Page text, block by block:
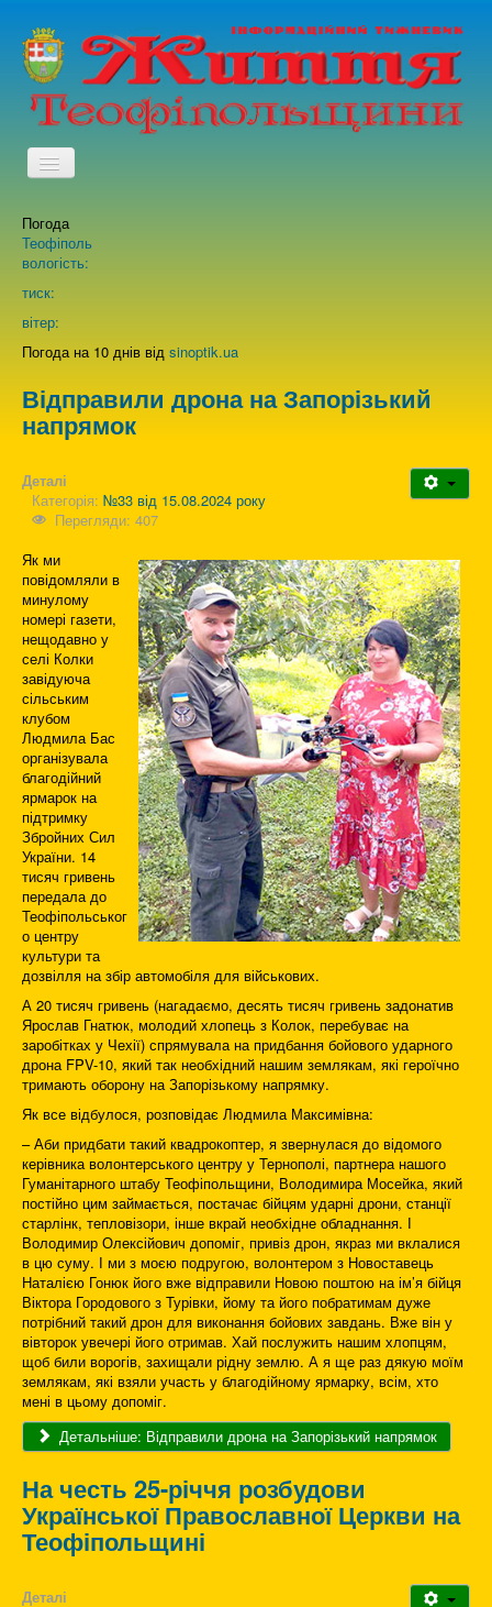
TPL_PROTOSTAR_TOGGLE_MENU
Про нас
Зворотній зв'язок
Погода
Теофіполь
вологість:
тиск:
вітер:
Погода на 10 днів від sinoptik.ua
Відправили дрона на Запорізький
напрямок
Деталі
Категорія: №33 від 15.08.2024 року
Перегляди: 407
Як ми
повідомляли в
минулому
номері газети,
нещодавно у
селі Колки
завідуюча
сільським
клубом
Людмила Бас
організувала
благодійний
ярмарок на
підтримку
Збройних Сил
України. 14
тисяч гривень
передала до
Теофіпольськог
о центру
культури та
дозвілля на збір автомобіля для військових.
А 20 тисяч гривень (нагадаємо, десять тисяч гривень задонатив
Ярослав Гнатюк, молодий хлопець з Колок, перебуває на
заробітках у Чехії) спрямувала на придбання бойового ударного
дрона FPV-10, який так необхідний нашим землякам, які героїчно
тримають оборону на Запорізькому напрямку.
Як все відбулося, розповідає Людмила Максимівна:
– Аби придбати такий квадрокоптер, я звернулася до відомого
керівника волонтерського центру у Тернополі, партнера нашого
Гуманітарного штабу Теофіпольщини, Володимира Мосейка, який
постійно цим займається, постачає бійцям ударні дрони, станції
старлінк, тепловізори, інше вкрай необхідне обладнання. І
Володимир Олексійович допоміг, привіз дрон, якраз ми вклалися
в цю суму. І ми з моєю подругою, волонтером з Новоставець
Наталією Гонюк його вже відправили Новою поштою на ім’я бійця
Віктора Городового з Турівки, йому та його побратимам дуже
потрібний такий дрон для виконання бойових завдань. Вже він у
вівторок увечері його отримав. Хай послужить нашим хлопцям,
щоб били ворогів, захищали рідну землю. А я ще раз дякую моїм
землякам, які взяли участь у благодійному ярмарку, всім, хто
мені в цьому допоміг.
Детальніше: Відправили дрона на Запорізький напрямок
На честь 25-річчя розбудови
Української Православної Церкви на
Теофіпольщині
Деталі